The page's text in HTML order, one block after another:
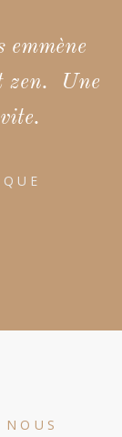
zen. Une